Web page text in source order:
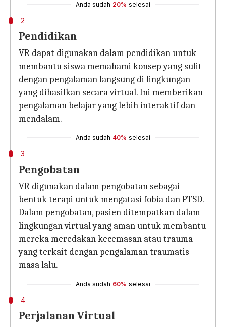
Anda sudah 20% selesai
2
Pendidikan
VR dapat digunakan dalam pendidikan untuk
membantu siswa memahami konsep yang sulit
dengan pengalaman langsung di lingkungan
yang dihasilkan secara virtual. Ini memberikan
pengalaman belajar yang lebih interaktif dan
mendalam.
Anda sudah 40% selesai
3
Pengobatan
VR digunakan dalam pengobatan sebagai
bentuk terapi untuk mengatasi fobia dan PTSD.
Dalam pengobatan, pasien ditempatkan dalam
lingkungan virtual yang aman untuk membantu
mereka meredakan kecemasan atau trauma
yang terkait dengan pengalaman traumatis
masa lalu.
Anda sudah 60% selesai
4
Perjalanan Virtual